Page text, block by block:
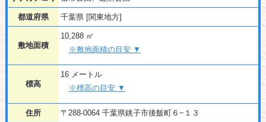
都道府県 千葉県 [関東地方]
敷地面積
10,288 ㎡
※敷地面積の目安 ▼
標高
16 メートル
※標高の目安 ▼
住所 〒288-0064 千葉県銚子市後飯町６−１３